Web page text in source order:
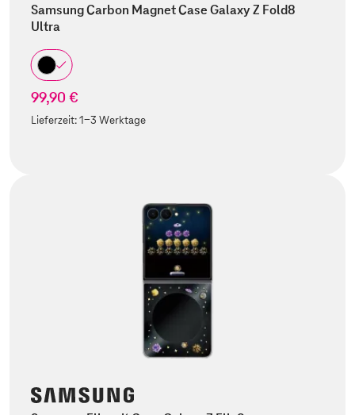
Samsung Carbon Magnet Case Galaxy Z Fold8
Ultra
99,90 €
Lieferzeit:1-3 Werktage